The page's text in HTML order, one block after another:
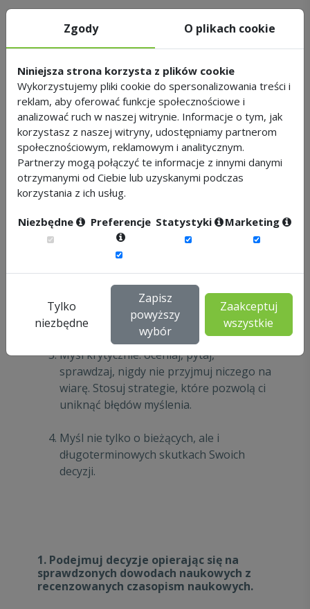
faktach
oparte na dowodach? Rousseau (2012)
podaje pięć zasad zarządzania ludźmi
opartego na faktach:
Podejmuj decyzje opierając się na
sprawdzonych dowodach naukowych z
recenzowanych czasopism naukowych.
organizacji, by opierać swoje działania
na dowodach (zarówno te „twarde”,
związane np. z fluktuacją, absencją,
nakładami na personel, jak i „miękkie” –
informacje na temat klimatu w
organizacji oraz postaw i opinii jej
pracowników).
Myśl krytycznie: oceniaj, pytaj,
sprawdzaj, nigdy nie przyjmuj niczego na
wiarę. Stosuj strategie, które pozwolą ci
uniknąć błędów myślenia.
Myśl nie tylko o bieżących, ale i
długoterminowych skutkach Swoich
decyzji.
1. Podejmuj decyzje opierając się na
sprawdzonych dowodach naukowych z
recenzowanych czasopism naukowych.
Zgody O plikach cookie
Niniejsza strona korzysta z plików cookie
Wykorzystujemy pliki cookie do spersonalizowania treści i
reklam, aby oferować funkcje społecznościowe i
analizować ruch w naszej witrynie. Informacje o tym, jak
korzystasz z naszej witryny, udostępniamy partnerom
społecznościowym, reklamowym i analitycznym.
Partnerzy mogą połączyć te informacje z innymi danymi
otrzymanymi od Ciebie lub uzyskanymi podczas
korzystania z ich usług.
Niezbędne Preferencje Statystyki Marketing
Tylko
niezbędne
Zapisz
powyższy
wybór
Zaakceptuj
wszystkie